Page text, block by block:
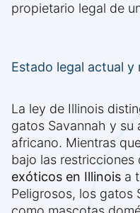
propietario legal de
Estado legal actual y
La ley de Illinois
gatos Savannah y su
africano. Mientras
bajo las restricciones
exóticos en Illinois a
Peligrosos, los gatos